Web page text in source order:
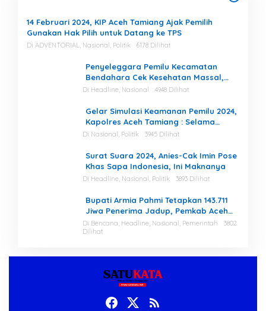
14 Februari 2024, KIP Aceh Tamiang Ajak Pemilih
Gunakan Hak Pilih untuk Datang ke TPS
Di ADVENTORIAL, Nasional, Politik 6178 Dilihat
Penyeleggara Pemilu Kecamatan
Bendahara Cek Kesehatan Massal,
Ketua KIP Aceh Tamiang Beri Apresiasi
Di Headline, Nasional 4948 Dilihat
Gelar Simulasi Keamanan Pemilu 2024,
Kapolres Aceh Tamiang : Selama
Proses, Kami Siap dan Mampu
Di Nasional, Politik 3945 Dilihat
Surat Suara 2024, Anies-Cak Imin Pose
Khas Sapa Indonesia, Ini Maknanya
Di Headline, Nasional, Politik 3893 Dilihat
Bupati Armia Pahmi Tetapkan 143.711
Jiwa Penerima Jadup, Pemkab Aceh
Tamiang Percepat Pemulihan
Pascabencana
Di Bencana, Headline, Nasional, Pemerintah
3802
Dilihat